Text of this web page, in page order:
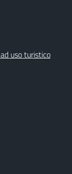
uso turistico